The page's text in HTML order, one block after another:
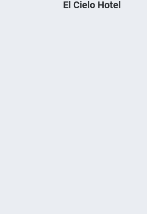
El Cielo Hotel